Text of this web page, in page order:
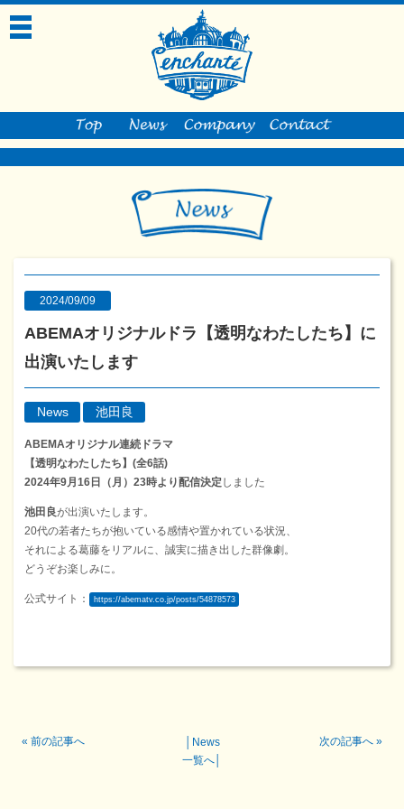
toggle
2024/09/09
ABEMAオリジナルドラ【透明なわたしたち】に
出演いたします
News 池田良
ABEMAオリジナル連続ドラマ
【透明なわたしたち】(全6話)
2024年9月16日（月）23時より配信決定しました
池田良が出演いたします。
20代の若者たちが抱いている感情や置かれている状況、
それによる葛藤をリアルに、誠実に描き出した群像劇。
どうぞお楽しみに。
公式サイト： https://abematv.co.jp/posts/54878573
« 前の記事へ
News
一覧へ
次の記事へ »